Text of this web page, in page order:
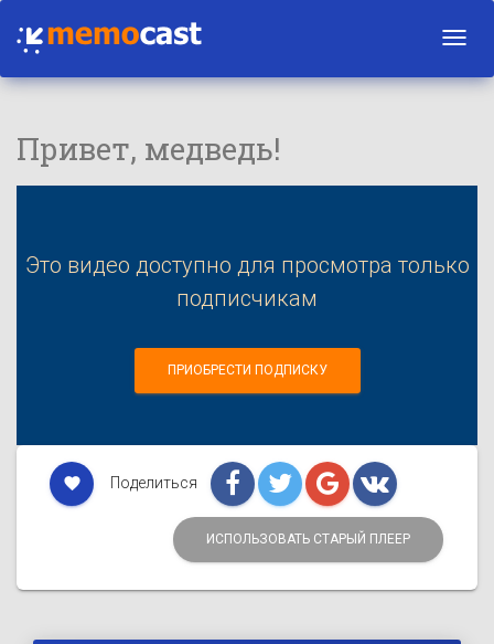
Привет, медведь!
Это видео доступно для просмотра только
подписчикам
ПРИОБРЕСТИ ПОДПИСКУ
favorite Поделиться
ИСПОЛЬЗОВАТЬ СТАРЫЙ ПЛЕЕР